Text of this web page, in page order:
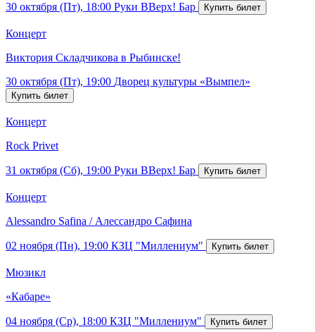
30 октября (Пт), 18:00 Руки ВВерх! Бар
Концерт
Виктория Складчикова в Рыбинске!
30 октября (Пт), 19:00 Дворец культуры «Вымпел»
Концерт
Rock Privet
31 октября (Сб), 19:00 Руки ВВерх! Бар
Концерт
Alessandro Safina / Алессандро Сафина
02 ноября (Пн), 19:00 КЗЦ "Миллениум"
Мюзикл
«Кабаре»
04 ноября (Ср), 18:00 КЗЦ "Миллениум"